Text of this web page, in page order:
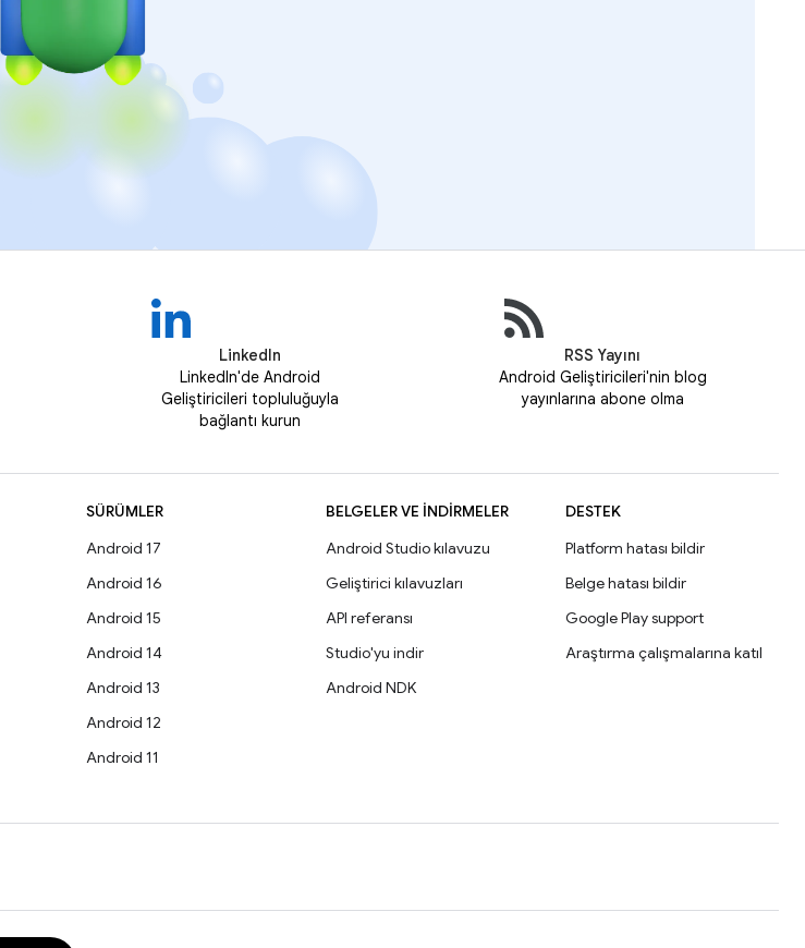
LinkedIn
LinkedIn'de Android
Geliştiricileri topluluğuyla
bağlantı kurun
RSS Yayını
Android Geliştiricileri'nin blog
yayınlarına abone olma
SÜRÜMLER
Android 17
Android 16
Android 15
Android 14
Android 13
Android 12
Android 11
BELGELER VE İNDIRMELER
Android Studio kılavuzu
Geliştirici kılavuzları
API referansı
Studio'yu indir
Android NDK
DESTEK
Platform hatası bildir
Belge hatası bildir
Google Play support
Araştırma çalışmalarına katıl